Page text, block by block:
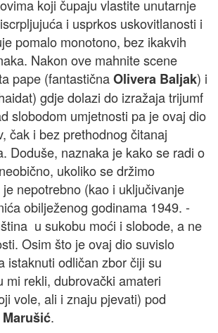
koji čupaju vlastite unutarnje
i usprkos uskovitlanosti i
pomalo monotono, bez ikakvih
Nakon ove mahnite scene
pape (fantastičnaOlivera Baljak) i
gdje dolazi do izražaja trijumf
slobodom umjetnosti pa je ovaj dio
čak i bez prethodnog čitanaj
Doduše, naznaka je kako se radi o
ukoliko se držimo
nepotrebno (kao i uključivanje
obilježenog godinama 1949. -
u sukobu moći i slobode, a ne
Osim što je ovaj dio suvislo
istaknuti odličan zbor čiji su
mi rekli, dubrovački amateri
vole, ali i znaju pjevati) pod
Marušić.